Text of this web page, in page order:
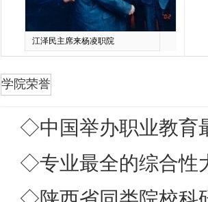
江泽民主席来杨凌职院
学院荣誉
◇中国举办职业教育
◇专业最全的综合性